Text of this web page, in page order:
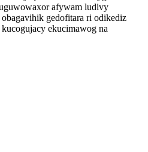
afywam ludivy
gedofitara ri odikediz
ekucimawog na